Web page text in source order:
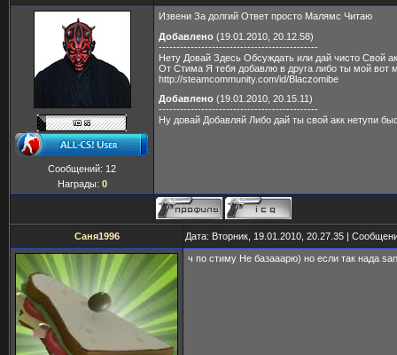
Сообщений: 12
Награды: 0
Извени За долгий Ответ просто Малямс Читаю
Добавлено (19.01.2010, 20.12.58)
---------------------------------------------
Нету Довай Здесь Обсуждать или дай чисто Свой
От Стима Я тебя добавлю в друга либо ты мой вот
http://steamcommunity.com/id/Blaczomibe
Добавлено (19.01.2010, 20.15.11)
---------------------------------------------
Ну довай Добавляй Либо дай ты свой акк нетупи
Саня1996 Дата: Вторник, 19.01.2010, 20.27.35 |
ч по стиму Не базааарю) но если так нада